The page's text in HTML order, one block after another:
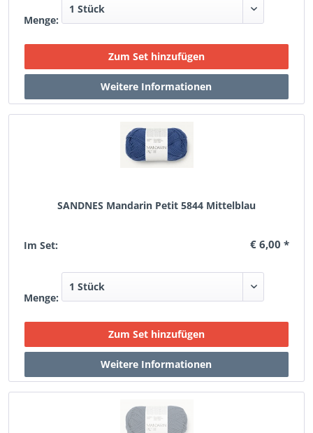
Menge:
SANDNES Mandarin Petit 5844 Mittelblau
Im Set: € 6,00 *
Menge: